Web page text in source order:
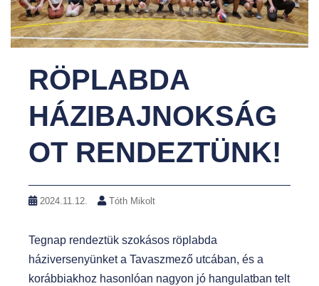
RÖPLABDA
HÁZIBAJNOKSÁG
OT RENDEZTÜNK!
2024.11.12. Tóth Mikolt
Tegnap rendeztük szokásos röplabda
háziversenyünket a Tavaszmező utcában, és a
korábbiakhoz hasonlóan nagyon jó hangulatban telt